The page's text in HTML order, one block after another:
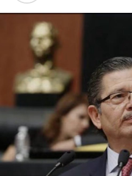
NASCO
NORTEAMÉRICA
SIGUIENTE
Muy probable que se
calor: diputado
NO TE PIERDAS
Ajustan vacaciones